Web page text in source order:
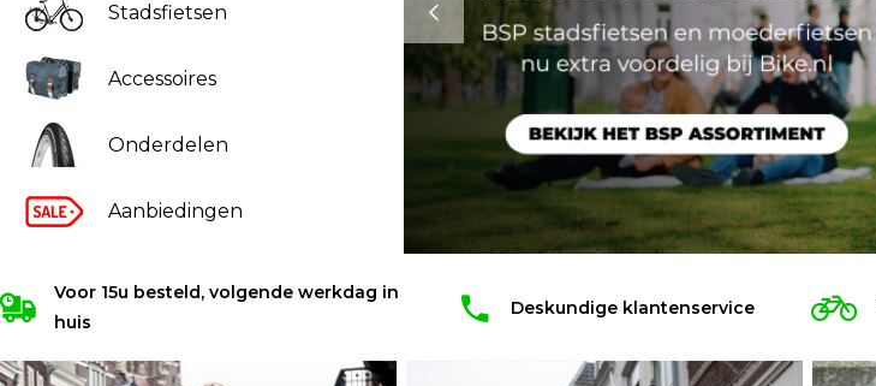
Stadsfietsen
Accessoires
Onderdelen
Aanbiedingen
Voor 15u besteld, volgende werkdag in
huis
Deskundige klantenservice